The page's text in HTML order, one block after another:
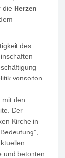
die Herzen
des
vonseiten
mit den
Der
Kirche in
und betonten